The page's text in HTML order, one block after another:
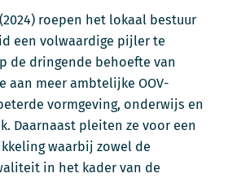
roepen het lokaal bestuur
een volwaardige pijler te
de dringende behoefte van
aan meer ambtelijke OOV-
vormgeving, onderwijs en
Daarnaast pleiten ze voor een
waarbij zowel de
in het kader van de